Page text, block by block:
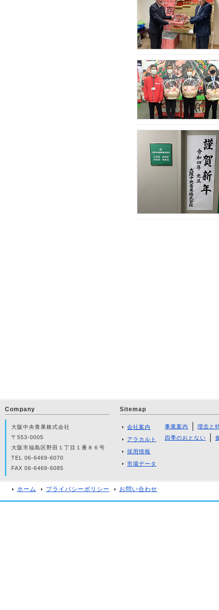
Sitemap
会社案内
アラカルト
採用情報
市場データ
事業案内
理念と
四季のおとない
Company
大阪中央青果株式会社
〒553-0005
大阪市福島区野田１丁目１番８６号
TEL 06-6469-6070
FAX 06-6469-6085
ホーム プライバシーポリシー お問い合わせ